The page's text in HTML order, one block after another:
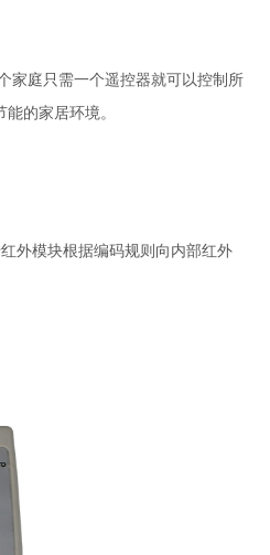
家庭只需一个遥控器就可以控制所
的家居环境。
外模块根据编码规则向内部红外